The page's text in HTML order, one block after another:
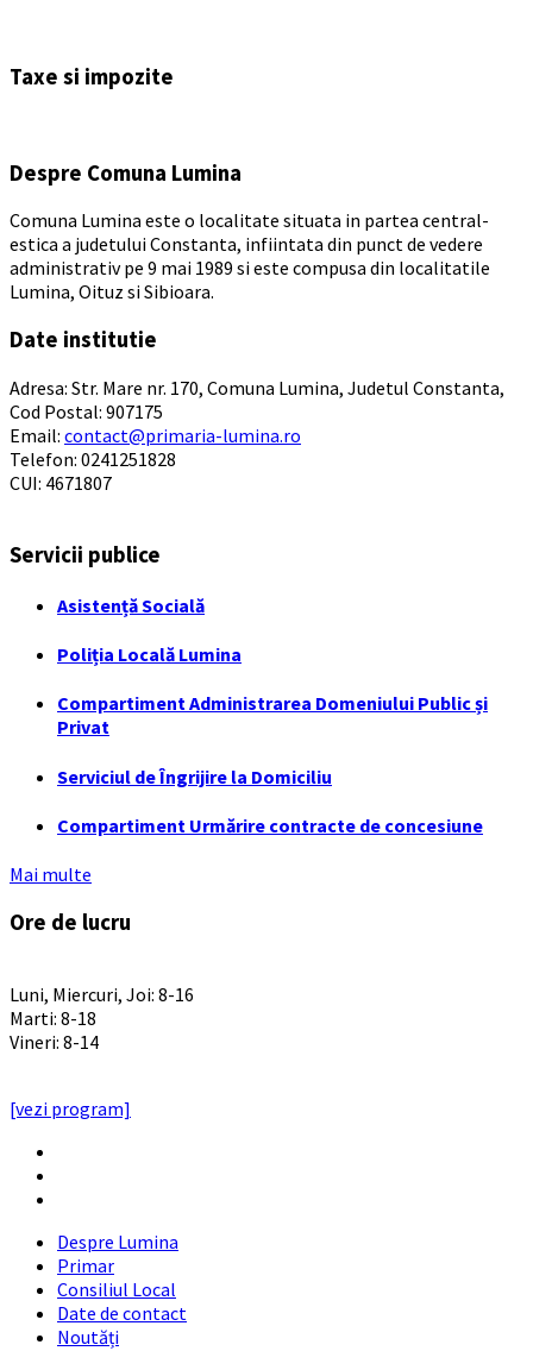
calendar
Taxe si impozite
Despre Comuna Lumina
Comuna Lumina este o localitate situata in partea central-
estica a judetului Constanta, infiintata din punct de vedere
administrativ pe 9 mai 1989 si este compusa din localitatile
Lumina, Oituz si Sibioara.
Date institutie
Adresa: Str. Mare nr. 170, Comuna Lumina, Judetul Constanta,
Cod Postal: 907175
Email: contact@primaria-lumina.ro
Telefon: 0241251828
CUI: 4671807
Servicii publice
Asistență Socială
Poliția Locală Lumina
Compartiment Administrarea Domeniului Public și
Privat
Serviciul de Îngrijire la Domiciliu
Compartiment Urmărire contracte de concesiune
Mai multe
Ore de lucru
Luni, Miercuri, Joi: 8-16
Marti: 8-18
Vineri: 8-14
[vezi program]
Despre Lumina
Primar
Consiliul Local
Date de contact
Noutăți